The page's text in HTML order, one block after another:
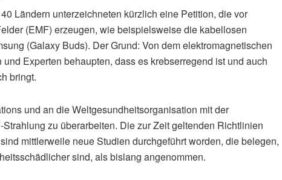
Ländern unterzeichneten kürzlich eine Petition, die vor
(EMF) erzeugen, wie beispielsweise die kabellosen
(Galaxy Buds). Der Grund: Von dem elektromagnetischen
Experten behaupten, dass es krebserregend ist und auch
bringt.
und an die Weltgesundheitsorganisation mit der
zu überarbeiten. Die zur Zeit geltenden Richtlinien
mittlerweile neue Studien durchgeführt worden, die belegen,
sind, als bislang angenommen.